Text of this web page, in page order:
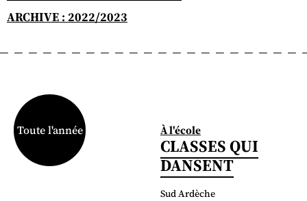
ARCHIVE : 2022/2023
À l'école
Toute l'année
CLASSES QUI
DANSENT
Sud Ardèche